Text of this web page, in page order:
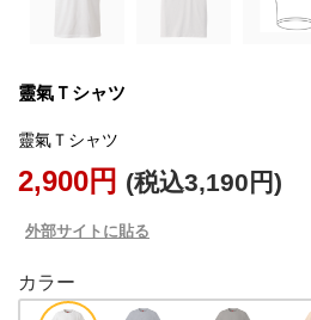
靈氣Ｔシャツ
2,900円 (税込3,190円)
外部サイトに貼る
カラー